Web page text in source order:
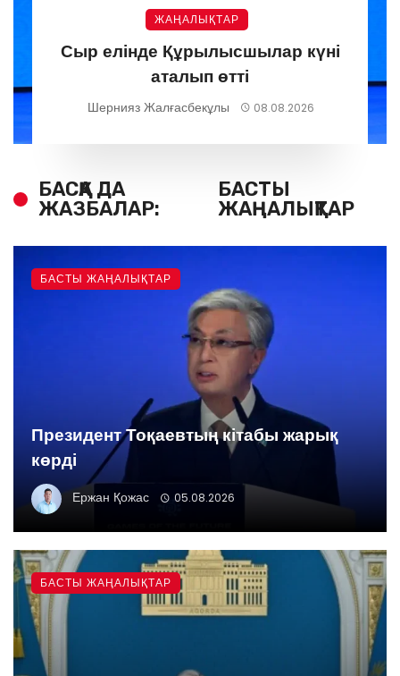
ЖАҢАЛЫҚТАР
Сыр елінде Құрылысшылар күні
аталып өтті
Шернияз Жалғасбекұлы 08.08.2026
БАСҚА ДА
ЖАЗБАЛАР:
БАСТЫ
ЖАҢАЛЫҚТАР
Президент Тоқаевтың кітабы жарық
көрді
Ержан Қожас 05.08.2026
БАСТЫ ЖАҢАЛЫҚТАР
БАСТЫ ЖАҢАЛЫҚТАР